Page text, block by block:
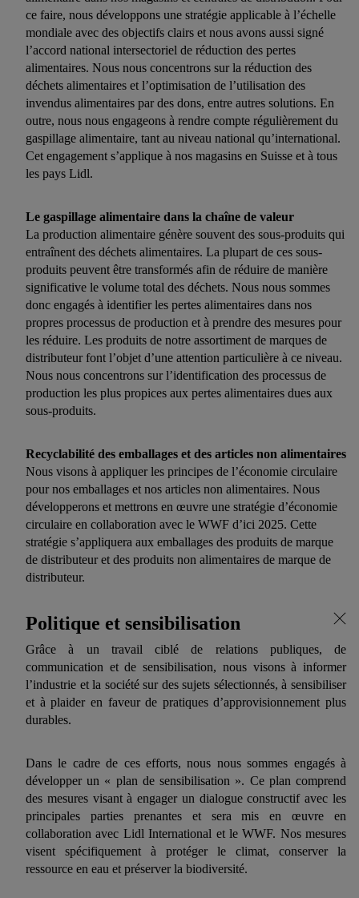
ce faire, nous développons une stratégie applicable à l’échelle
mondiale avec des objectifs clairs et nous avons aussi signé
l’accord national intersectoriel de réduction des pertes
alimentaires. Nous nous concentrons sur la réduction des
déchets alimentaires et l’optimisation de l’utilisation des
invendus alimentaires par des dons, entre autres solutions. En
outre, nous nous engageons à rendre compte régulièrement du
gaspillage alimentaire, tant au niveau national qu’international.
Cet engagement s’applique à nos magasins en Suisse et à tous
les pays Lidl.
Le gaspillage alimentaire dans la chaîne de valeur
La production alimentaire génère souvent des sous-produits qui
entraînent des déchets alimentaires. La plupart de ces sous-
produits peuvent être transformés afin de réduire de manière
significative le volume total des déchets. Nous nous sommes
donc engagés à identifier les pertes alimentaires dans nos
propres processus de production et à prendre des mesures pour
les réduire. Les produits de notre assortiment de marques de
distributeur font l’objet d’une attention particulière à ce niveau.
Nous nous concentrons sur l’identification des processus de
production les plus propices aux pertes alimentaires dues aux
sous-produits.
Recyclabilité des emballages et des articles non alimentaires
Nous visons à appliquer les principes de l’économie circulaire
pour nos emballages et nos articles non alimentaires. Nous
développerons et mettrons en œuvre une stratégie d’économie
circulaire en collaboration avec le WWF d’ici 2025. Cette
stratégie s’appliquera aux emballages des produits de marque
de distributeur et des produits non alimentaires de marque de
distributeur.
Politique et sensibilisation
Grâce à un travail ciblé de relations publiques, de
communication et de sensibilisation, nous visons à informer
l’industrie et la société sur des sujets sélectionnés, à sensibiliser
et à plaider en faveur de pratiques d’approvisionnement plus
durables.
Dans le cadre de ces efforts, nous nous sommes engagés à
développer un « plan de sensibilisation ». Ce plan comprend
des mesures visant à engager un dialogue constructif avec les
principales parties prenantes et sera mis en œuvre en
collaboration avec Lidl International et le WWF. Nos mesures
visent spécifiquement à protéger le climat, conserver la
ressource en eau et préserver la biodiversité.